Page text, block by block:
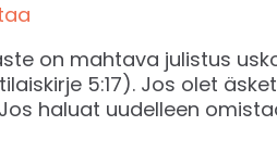
on mahtava julistus
5:17). Jos olet
haluat uudelleen